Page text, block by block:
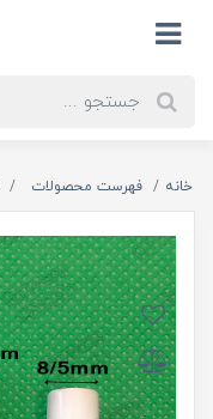
خانه فهرست محصولات